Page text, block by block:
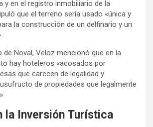
y en el registro inmobiliario de la
que el terreno sería usado «única y
la construcción de un delfinario y un
de Noval, Veloz mencionó que en la
hay hoteleros «acosados por
que carecen de legalidad y
de propiedades que legalmente
la Inversión Turística